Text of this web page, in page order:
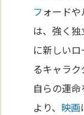
フ ォード
は、強く
に新しい
るキャラク
自らの運
より、 映画